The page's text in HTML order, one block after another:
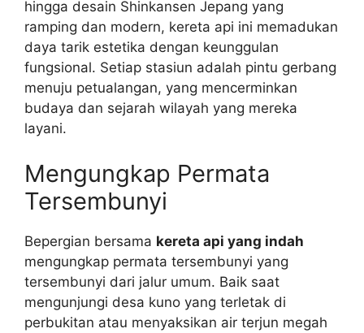
hingga desain Shinkansen Jepang yang
ramping dan modern, kereta api ini memadukan
daya tarik estetika dengan keunggulan
fungsional. Setiap stasiun adalah pintu gerbang
menuju petualangan, yang mencerminkan
budaya dan sejarah wilayah yang mereka
layani.
Mengungkap Permata
Tersembunyi
Bepergian bersama kereta api yang indah
mengungkap permata tersembunyi yang
tersembunyi dari jalur umum. Baik saat
mengunjungi desa kuno yang terletak di
perbukitan atau menyaksikan air terjun megah